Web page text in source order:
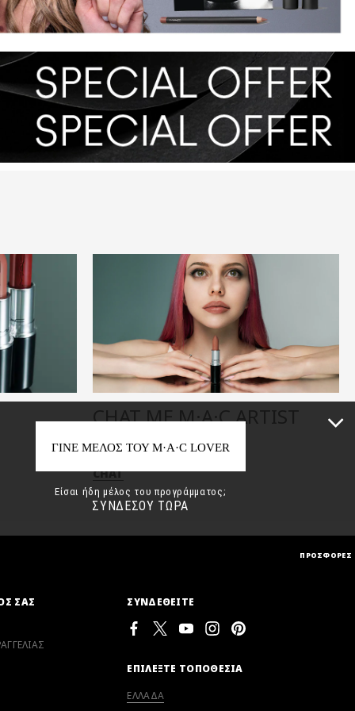
CHAT ΜΕ M·A·C ARTIST
CHAT
Είσαι ήδη μέλος του προγράμματος;
ΠΡΟΣΦΟΡΕΣ
ΣΑΣ ΣΥΝΔΕΘΕΙΤΕ
ΕΠΙΛΕΞΤΕ ΤΟΠΟΘΕΣΙΑ
ΕΛΛΑΔΑ